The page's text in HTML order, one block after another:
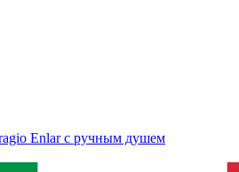
Enlar с ручным душем